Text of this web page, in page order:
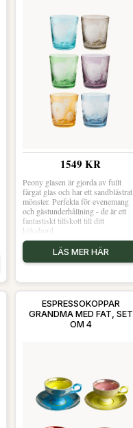
1549 KR
Peony glasen är gjorda av fullt
färgat glas och har ett sandblästrat
mönster. Perfekta för evenemang
och gästunderhållning - de är ett
fantastiskt tillskott till ditt
köksbord.
LÄS MER HÄR
ESPRESSOKOPPAR
GRANDMA MED FAT, SET
OM 4